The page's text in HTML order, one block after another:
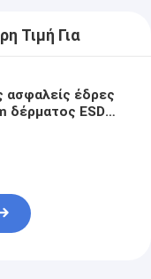
Τιμή Για
ασφαλείς έδρες
δέρματος ESD